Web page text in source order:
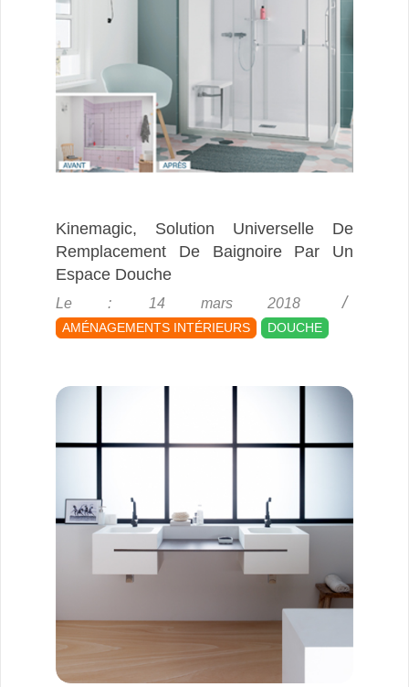
Kinemagic, Solution Universelle De
Remplacement De Baignoire Par Un
Espace Douche
2018-
03-
14
Le : 14 mars 2018
AMÉNAGEMENTS INTÉRIEURS DOUCHE